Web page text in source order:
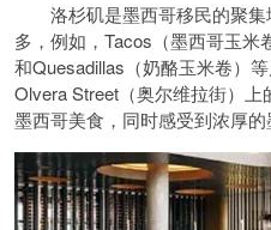
洛杉矶是墨西哥移民的聚集
多，例如，Tacos（墨西哥玉米
和Quesadillas（奶酪玉米卷）
Olvera Street（奥尔维拉街）
墨西哥美食，同时感受到浓厚的